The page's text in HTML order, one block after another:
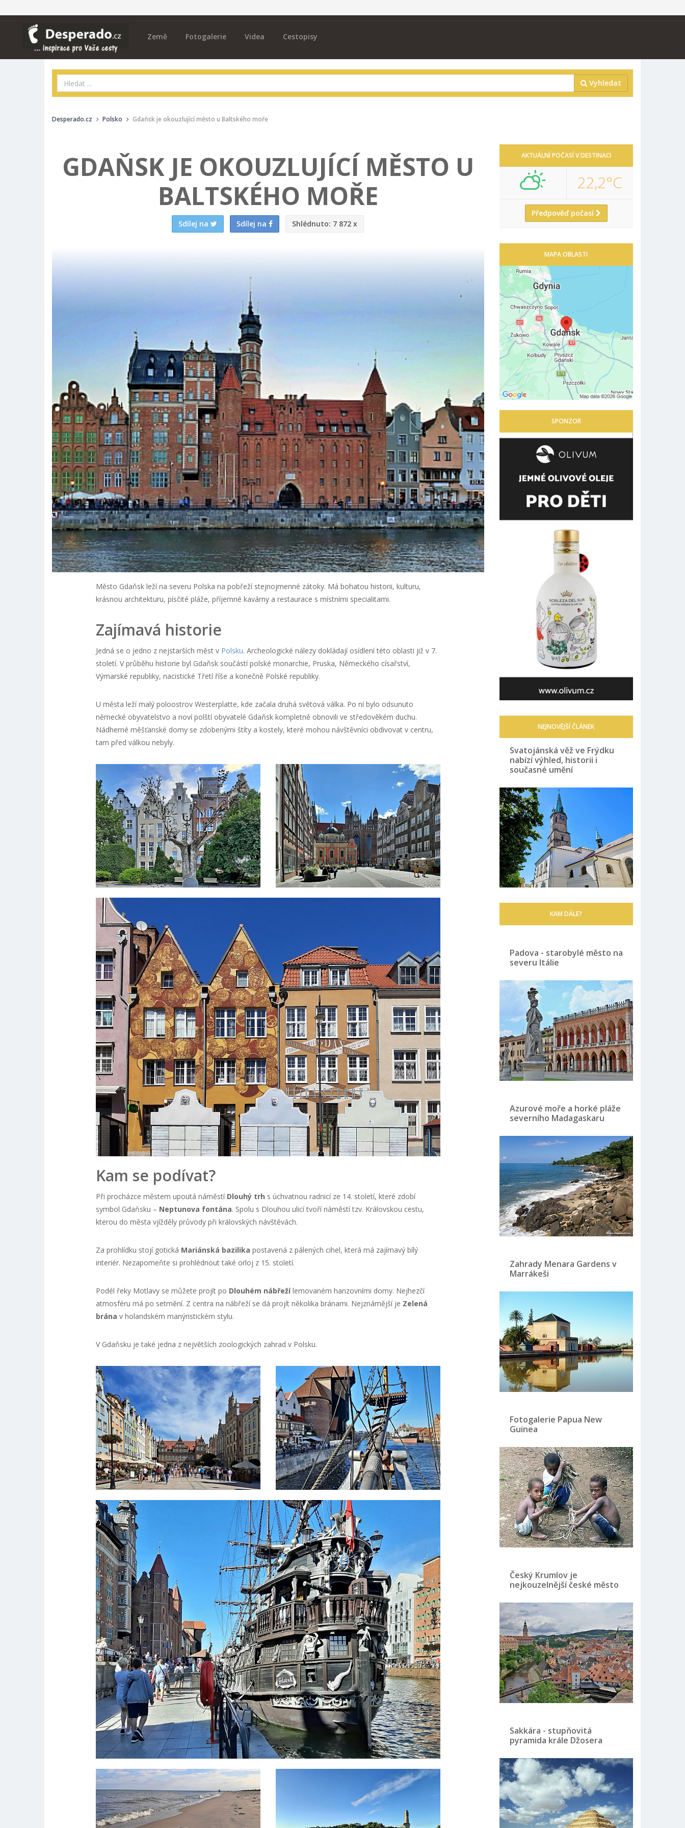
Země Fotogalerie Videa Cestopisy
Vyhledat
Desperado.cz Polsko Gdaňsk je okouzlující město u Baltského moře
GDAŇSK JE OKOUZLUJÍCÍ MĚSTO U
BALTSKÉHO MOŘE
Sdílej na Sdílej na Shlédnuto: 7 872 x
Město Gdaňsk leží na severu Polska na pobřeží stejnojmenné zátoky. Má bohatou historii, kulturu,
krásnou architekturu, písčité pláže, příjemné kavárny a restaurace s místními specialitami.
Zajímavá historie
Jedná se o jedno z nejstarších měst v Polsku. Archeologické nálezy dokládají osídlení této oblasti již v 7.
století. V průběhu historie byl Gdaňsk součástí polské monarchie, Pruska, Německého císařství,
Výmarské republiky, nacistické Třetí říše a konečně Polské republiky.
U města leží malý poloostrov Westerplatte, kde začala druhá světová válka. Po ní bylo odsunuto
německé obyvatelstvo a noví polští obyvatelé Gdaňsk kompletně obnovili ve středověkém duchu.
Nádherné měšťanské domy se zdobenými štíty a kostely, které mohou návštěvníci obdivovat v centru,
tam před válkou nebyly.
Kam se podívat?
Při procházce městem upoutá náměstí Dlouhý trh s úchvatnou radnicí ze 14. století, které zdobí
symbol Gdaňsku – Neptunova fontána. Spolu s Dlouhou ulicí tvoří náměstí tzv. Královskou cestu,
kterou do města vjížděly průvody při královských návštěvách.
Za prohlídku stojí gotická Mariánská bazilika postavená z pálených cihel, která má zajímavý bílý
interiér. Nezapomeňte si prohlédnout také orloj z 15. století.
Podél řeky Motlavy se můžete projít po Dlouhém nábřežílemovaném hanzovními domy. Nejhezčí
atmosféru má po setmění. Z centra na nábřeží se dá projít několika bránami. Nejznámější je Zelená
brána v holandském manýristickém stylu.
V Gdaňsku je také jedna z největších zoologických zahrad v Polsku.
AKTUÁLNÍ POČASÍ V DESTINACI
22,2°C
Předpověď počasí
MAPA OBLASTI
SPONZOR
NEJNOVĚJŠÍ ČLÁNEK
Svatojánská věž ve Frýdku
nabízí výhled, historii i
současné umění
KAM DÁLE?
Padova - starobylé město na
severu Itálie
Azurové moře a horké pláže
severního Madagaskaru
Zahrady Menara Gardens v
Marrákeši
Fotogalerie Papua New
Guinea
Český Krumlov je
nejkouzelnější české město
Sakkára - stupňovitá
pyramida krále Džosera